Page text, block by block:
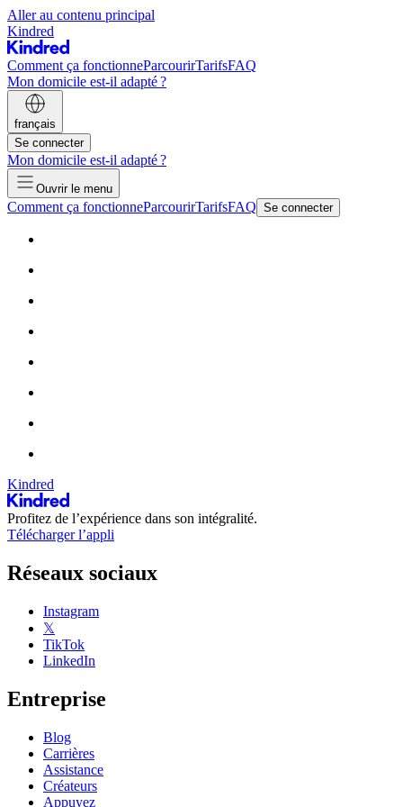
Aller au contenu principal
Kindred
Comment ça fonctionneParcourirTarifsFAQ
Mon domicile est-il adapté ?
français
Se connecter
Mon domicile est-il adapté ?
Ouvrir le menu
Comment ça fonctionneParcourirTarifsFAQ Se connecter
Kindred
Profitez de l’expérience dans son intégralité.
Télécharger l’appli
Réseaux sociaux
Instagram
𝕏
TikTok
LinkedIn
Entreprise
Blog
Carrières
Assistance
Créateurs
Appuyez